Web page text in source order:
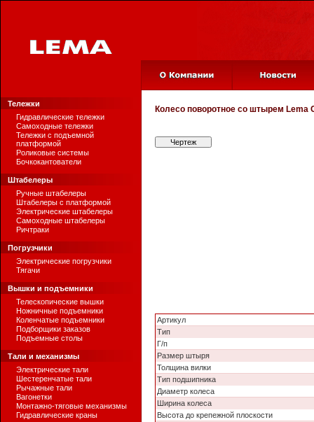
Тележки
Гидравлические тележки
Самоходные тележки
Тележки с подъемной
платформой
Роликовые системы
Бочкокантователи
Штабелеры
Ручные штабелеры
Штабелеры с платформой
Электрические штабелеры
Самоходные штабелеры
Ричтраки
Погрузчики
Электрические погрузчики
Тягачи
Вышки и подъемники
Телескопические вышки
Ножничные подъемники
Коленчатые подъемники
Подборщики заказов
Подъемные столы
Тали и механизмы
Электрические тали
Шестеренчатые тали
Рычажные тали
Вагонетки
Монтажно-тяговые механизмы
Гидравлические краны
Колесо поворотное со штырем Lema
Чертеж
Артикул
Тип
Г/п
Размер штыря
Толщина вилки
Тип подшипника
Диаметр колеса
Ширина колеса
Высота до крепежной плоскости